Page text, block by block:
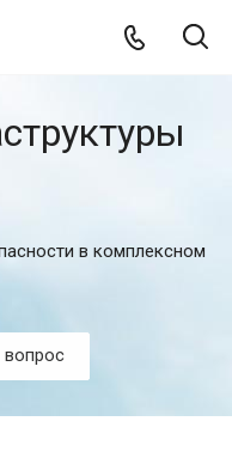
в комплексном
вопрос